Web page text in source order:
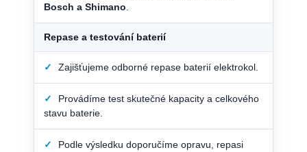
Bosch a Shimano
Repase a testování baterií
✓ Zajišťujeme odborné repase baterií elektrokol.
✓
Provádíme test skutečné kapacity a celkového
stavu baterie.
✓
Podle výsledku doporučíme opravu, repasi